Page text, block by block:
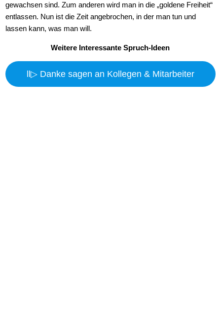
gewachsen sind. Zum anderen wird man in die „goldene Freiheit“
entlassen. Nun ist die Zeit angebrochen, in der man tun und
lassen kann, was man will.
Weitere Interessante Spruch-Ideen
ll▷ Danke sagen an Kollegen & Mitarbeiter